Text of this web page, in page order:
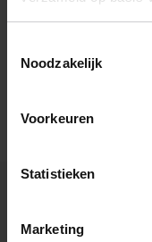
Noodzakelijk
Voorkeuren
Statistieken
Marketing
Essential Audio Tools
Essential Audio
Multiplier Myni